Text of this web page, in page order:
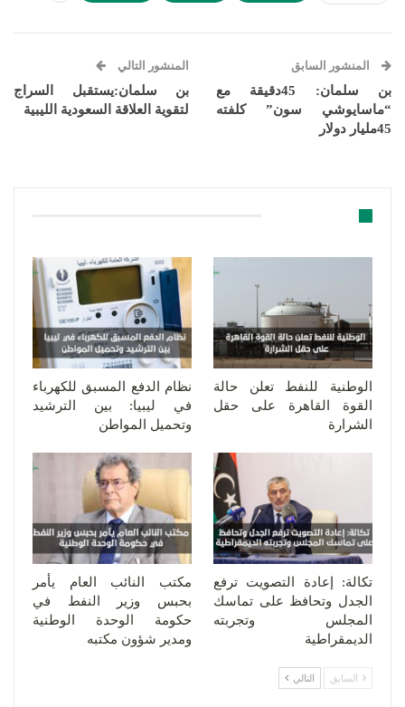
المنشور السابق
بن سلمان: 45دقيقة مع
“ماسايوشي سون” كلفته
45مليار دولار
المنشور التالي
بن سلمان:يستقبل السراج
لتقوية العلاقة السعودية الليبية
الوطنية للنفط تعلن حالة
القوة القاهرة على حقل
الشرارة
نظام الدفع المسبق للكهرباء
في ليبيا: بين الترشيد
وتحميل المواطن
تكالة: إعادة التصويت ترفع
الجدل وتحافظ على تماسك
المجلس وتجربته
الديمقراطية
مكتب النائب العام يأمر
بحبس وزير النفط في
حكومة الوحدة الوطنية
ومدير شؤون مكتبه
السابق التالي